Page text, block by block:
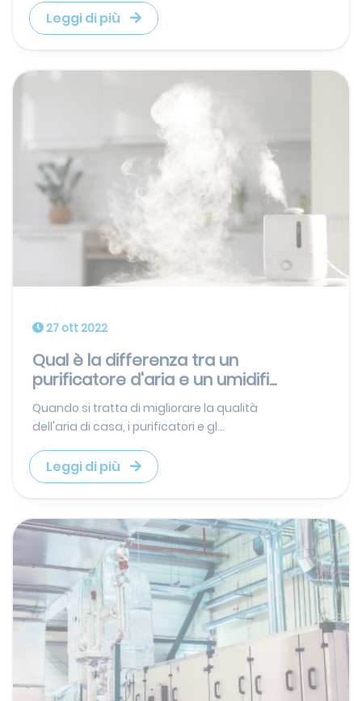
Leggi di più
27 ott 2022
Qual è la differenza tra un
purificatore d'aria e un umidifi...
Quando si tratta di migliorare la qualità
dell'aria di casa, i purificatori e gl...
Leggi di più